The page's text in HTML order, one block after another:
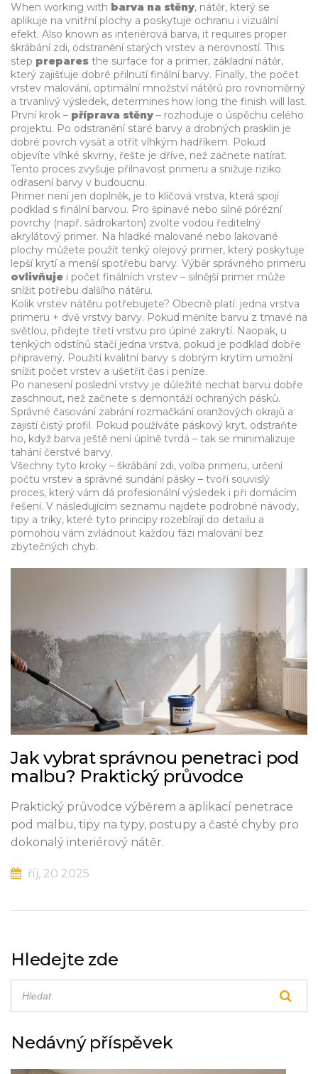
When working with barva na stěny, nátěr, který se
aplikuje na vnitřní plochy a poskytuje ochranu i vizuální
efekt. Also known as interiérová barva, it requires proper
škrábání zdi, odstranění starých vrstev a nerovností. This
step prepares the surface for a primer, základní nátěr,
který zajišťuje dobré přilnutí finální barvy. Finally, the počet
vrstev malování, optimální množství nátěrů pro rovnoměrný
a trvanlivý výsledek, determines how long the finish will last.
První krok – příprava stěny – rozhoduje o úspěchu celého
projektu. Po odstranění staré barvy a drobných prasklin je
dobré povrch vysát a otřít vlhkým hadříkem. Pokud
objevíte vlhké skvrny, řešte je dříve, než začnete natírat.
Tento proces zvyšuje přilnavost primeru a snižuje riziko
odřasení barvy v budoucnu.
Primer není jen doplněk, je to klíčová vrstva, která spojí
podklad s finální barvou. Pro špinavé nebo silně pórézní
povrchy (např. sádrokarton) zvolte vodou ředitelný
akrylátový primer. Na hladké malované nebo lakované
plochy můžete použít tenký olejový primer, který poskytuje
lepší krytí a menší spotřebu barvy. Výběr správného primeru
ovlivňuje i počet finálních vrstev – silnější primer může
snížit potřebu dalšího nátěru.
Kolik vrstev nátěru potřebujete? Obecně platí: jedna vrstva
primeru + dvě vrstvy barvy. Pokud měníte barvu z tmavé na
světlou, přidejte třetí vrstvu pro úplné zakrytí. Naopak, u
tenkých odstínů stačí jedna vrstva, pokud je podklad dobře
připravený. Použití kvalitní barvy s dobrým krytím umožní
snížit počet vrstev a ušetřit čas i peníze.
Po nanesení poslední vrstvy je důležité nechat barvu dobře
zaschnout, než začnete s demontáží ochraných pásků.
Správné časování zabránírozmačkání oranžových okrajů a
zajistí čistý profil. Pokud používáte páskový kryt, odstraňte
ho, když barva ještě není úplně tvrdá – tak se minimalizuje
tahání čerstvé barvy.
Všechny tyto kroky – škrábání zdi, volba primeru, určení
počtu vrstev a správné sundání pásky – tvoří souvislý
proces, který vám dá profesionální výsledek i při domácím
řešení. V následujícím seznamu najdete podrobné návody,
tipy a triky, které tyto principy rozebírají do detailu a
pomohou vám zvládnout každou fázi malování bez
zbytečných chyb.
Jak vybrat správnou penetraci pod
malbu? Praktický průvodce
Praktický průvodce výběrem a aplikací penetrace
pod malbu, tipy na typy, postupy a časté chyby pro
dokonalý interiérový nátěr.
říj, 20 2025
Hledejte zde
Nedávný příspěvek